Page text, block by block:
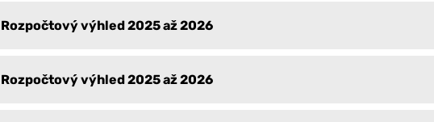
Rozpočtový výhled 2025 až 2026
Rozpočtový výhled 2025 až 2026